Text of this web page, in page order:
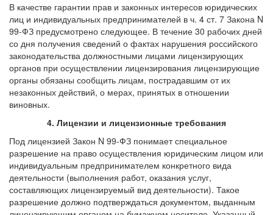
В качестве гарантии прав и законных интересов юридических
лиц и индивидуальных предпринимателей в ч. 4 ст. 7 Закона N
99-ФЗ предусмотрено следующее. В течение 30 рабочих дней
со дня получения сведений о фактах нарушения российского
законодательства должностными лицами лицензирующих
органов при осуществлении лицензирования лицензирующие
органы обязаны сообщить лицам, пострадавшим от их
незаконных действий, о мерах, принятых в отношении
виновных.
4. Лицензии и лицензионные требования
Под лицензией Закон N 99-ФЗ понимает специальное
разрешение на право осуществления юридическим лицом или
индивидуальным предпринимателем конкретного вида
деятельности (выполнения работ, оказания услуг,
составляющих лицензируемый вид деятельности). Такое
разрешение должно подтверждаться документом, выданным